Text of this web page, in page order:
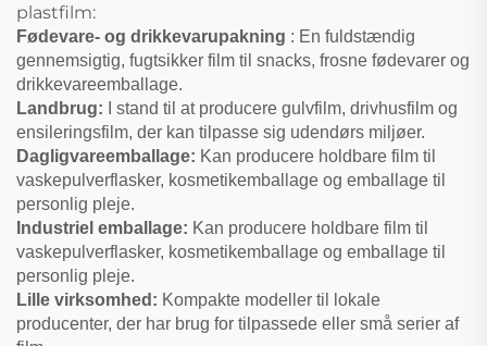
plastfilm:
Fødevare- og drikkevarupakning : En fuldstændig
gennemsigtig, fugtsikker film til snacks, frosne fødevarer og
drikkevareemballage.
Landbrug:
I stand til at producere gulvfilm, drivhusfilm og
ensileringsfilm, der kan tilpasse sig udendørs miljøer.
Dagligvareemballage: Kan producere holdbare film til
vaskepulverflasker, kosmetikemballage og emballage til
personlig pleje.
Industriel emballage: Kan producere holdbare film til
vaskepulverflasker, kosmetikemballage og emballage til
personlig pleje.
Lille virksomhed: Kompakte modeller til lokale
producenter, der har brug for tilpassede eller små serier af